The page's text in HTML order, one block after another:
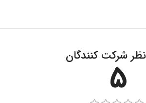
نظر شرکت کنندگان
5